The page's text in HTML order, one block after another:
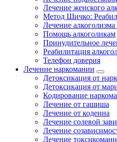
Лечение женского
Метод Шичко:
Лечение
Помощь алкоголикам
Принудительное
Реабилитация
Телефон доверия
Лечение наркомании
Детоксикация от
Детоксикация от
Кодирование
Лечение от гашиша
Лечение от кодеина
Лечение солевой
Лечение
Лечение